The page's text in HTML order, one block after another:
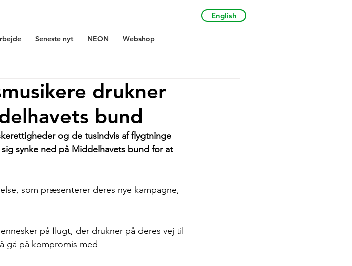
Seneste nyt NEON Webshop
English
drukner
bund
og de tusindvis af flygtninge
synke ned på Middelhavets bund for at
som præsenterer deres nye kampagne,
på flugt, der drukner på deres vej til
gå på kompromis med